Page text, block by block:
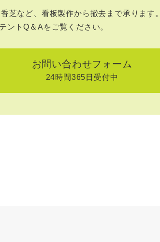
芝など、看板製作から撤去まで承ります。
ントQ＆A をご覧ください。
お問い合わせフォーム
24時間365日受付中